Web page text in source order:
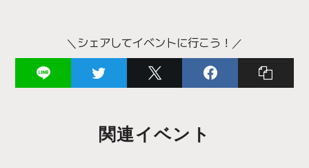
＼シェアしてイベントに行こう！／
関連イベント